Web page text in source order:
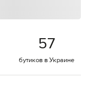
57
бутиков в Украине